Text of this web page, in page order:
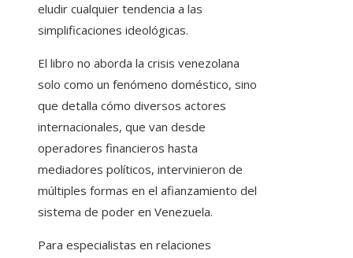
eludir cualquier tendencia a las
simplificaciones ideológicas.
El libro no aborda la crisis venezolana
solo como un fenómeno doméstico, sino
que detalla cómo diversos actores
internacionales, que van desde
operadores financieros hasta
mediadores políticos, intervinieron de
múltiples formas en el afianzamiento del
sistema de poder en Venezuela.
Para especialistas en relaciones